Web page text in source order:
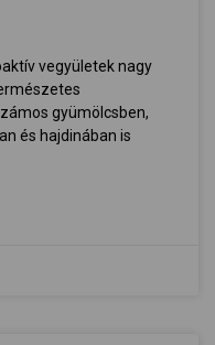
vegyületek nagy
gyümölcsben,
és hajdinában is